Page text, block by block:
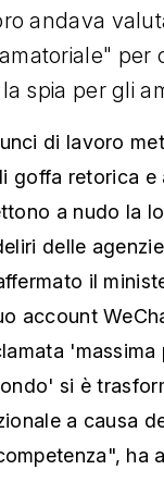
andava
per
spia per gli
di lavoro
goffa retorica e
a nudo la
delle
il
account
'massima
si è
a causa
ha